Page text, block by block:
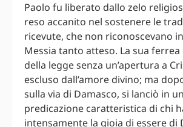
Paolo fu liberato dallo zelo
reso accanito nel sostenere le
ricevute, che non riconoscevano
Messia tanto atteso. La sua ferrea
della legge senza un’apertura a
escluso dall’amore divino; ma
sulla via di Damasco, si lanciò in
predicazione caratteristica di chi
intensamente la gioia di essere di